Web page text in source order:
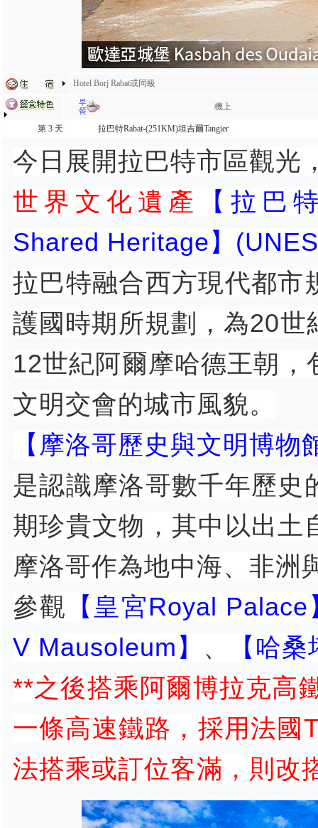
Hotel Borj Rabat或同級
機上
第 3 天 拉巴特Rabat-(251KM)坦吉爾Tangier
今日展開拉巴特市區觀光
世界文化遺產
【拉巴
Shared Heritage】
拉巴特融合西方現代都市
護國時期所規劃，為20
12世紀阿爾摩哈德王朝
文明交會的城市風貌。
【摩洛哥歷史與文明博
是認識摩洛哥數千年歷史
期珍貴文物，其中以出土
摩洛哥作為地中海、非洲
參觀 【皇宮Royal Palace
V Mausoleum】 、
【哈
**之後搭乘阿爾博拉克高
一條高速鐵路，採用法國
法搭乘或訂位客滿，則改